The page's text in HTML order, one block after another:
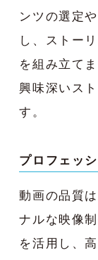
ンツの選定
し、ストー
を組み立て
興味深いス
す。
プロフェッ
動画の品質
ナルな映像
を活用し、